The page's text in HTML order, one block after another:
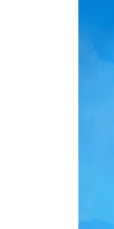
DAY
DAY
DAY
DAY
DAY
DAY
DAY
DAY
DAY
DAY
DAY
DAY